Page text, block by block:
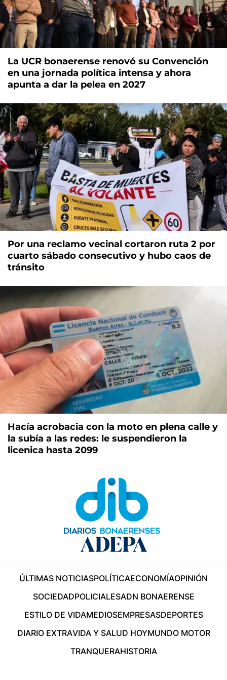
La UCR bonaerense renovó su Convención
en una jornada política intensa y ahora
apunta a dar la pelea en 2027
Por una reclamo vecinal cortaron ruta 2 por
cuarto sábado consecutivo y hubo caos de
tránsito
Hacía acrobacia con la moto en plena calle y
la subía a las redes: le suspendieron la
licenica hasta 2099
ÚLTIMAS NOTICIASPOLÍTICAECONOMÍAOPINIÓN
SOCIEDADPOLICIALESADN BONAERENSE
ESTILO DE VIDAMEDIOSEMPRESASDEPORTES
DIARIO EXTRAVIDA Y SALUD HOYMUNDO MOTOR
TRANQUERAHISTORIA